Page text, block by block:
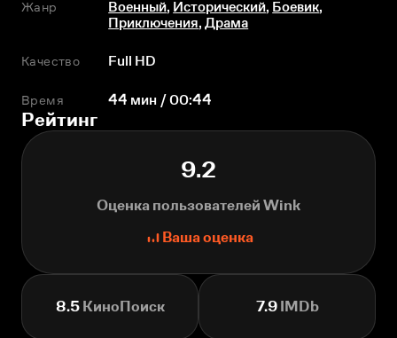
Жанр Военный, Исторический, Боевик,
Приключения,Драма
Качество Full HD
Время 44 мин / 00:44
Рейтинг
9.2
Оценка пользователей Wink
Ваша оценка
8.5КиноПоиск 7.9IMDb